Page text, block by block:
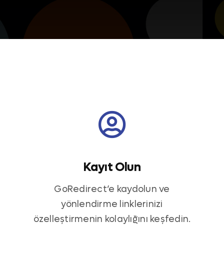
Kayıt Olun
GoRedirect’e kaydolun ve
yönlendirme linklerinizi
özelleştirmenin kolaylığını keşfedin.